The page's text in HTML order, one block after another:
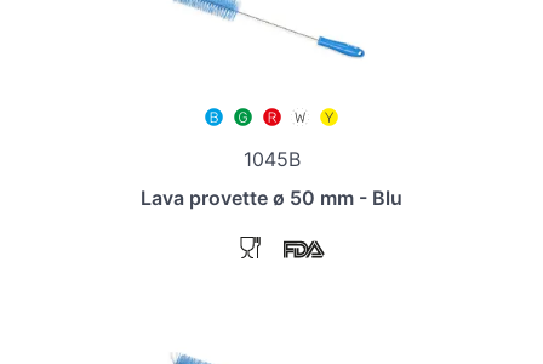
1045B
Lava provette ø 50 mm - Blu